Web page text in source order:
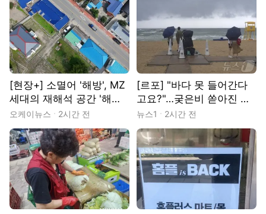
[현장+] 소멸어 '해방', MZ
세대의 재해석 공간 '해방
촌'
오케이뉴스 2시간 전
[르포] "바다 못 들어간다
고요?"…궂은비 쏟아진 경
포 곳곳서 '탄식'
뉴스1 2시간 전